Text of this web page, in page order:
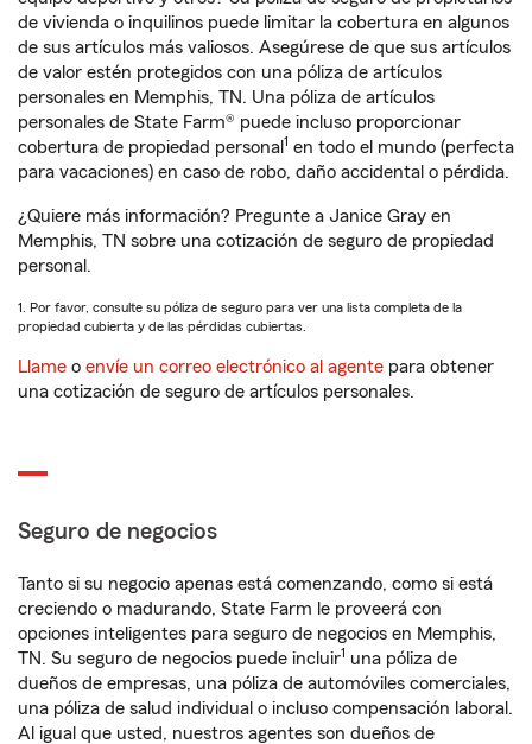
de vivienda o inquilinos puede limitar la cobertura en algunos
de sus artículos más valiosos. Asegúrese de que sus artículos
de valor estén protegidos con una póliza de artículos
personales en Memphis, TN. Una póliza de artículos
personales de State Farm® puede incluso proporcionar
cobertura de propiedad personal 1 en todo el mundo (perfecta
para vacaciones) en caso de robo, daño accidental o pérdida.
¿Quiere más información? Pregunte a Janice Gray en
Memphis, TN sobre una cotización de seguro de propiedad
personal.
1. Por favor, consulte su póliza de seguro para ver una lista completa de la
propiedad cubierta y de las pérdidas cubiertas.
Llame o envíe un correo electrónico al agente para obtener
una cotización de seguro de artículos personales.
Seguro de negocios
Tanto si su negocio apenas está comenzando, como si está
creciendo o madurando, State Farm le proveerá con
opciones inteligentes para seguro de negocios en Memphis,
TN. Su seguro de negocios puede incluir1 una póliza de
dueños de empresas, una póliza de automóviles comerciales,
una póliza de salud individual o incluso compensación laboral.
Al igual que usted, nuestros agentes son dueños de